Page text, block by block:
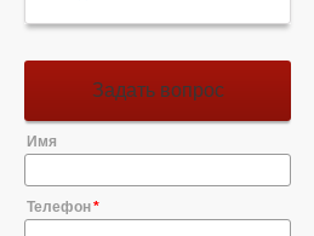
Задать вопрос
Имя
Телефон